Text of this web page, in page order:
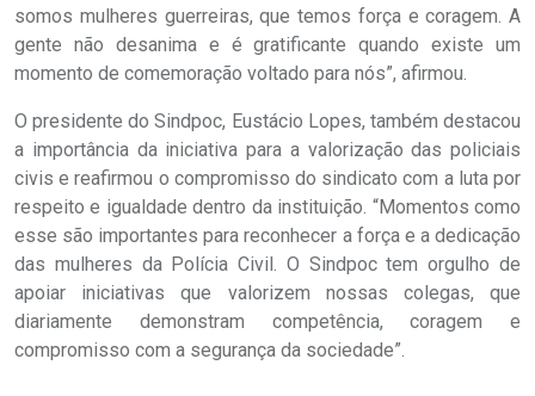
somos mulheres guerreiras, que temos força e coragem. A
gente não desanima e é gratificante quando existe um
momento de comemoração voltado para nós”, afirmou.
O presidente do Sindpoc, Eustácio Lopes, também destacou
a importância da iniciativa para a valorização das policiais
civis e reafirmou o compromisso do sindicato com a luta por
respeito e igualdade dentro da instituição. “Momentos como
esse são importantes para reconhecer a força e a dedicação
das mulheres da Polícia Civil. O Sindpoc tem orgulho de
apoiar iniciativas que valorizem nossas colegas, que
diariamente demonstram competência, coragem e
compromisso com a segurança da sociedade”.